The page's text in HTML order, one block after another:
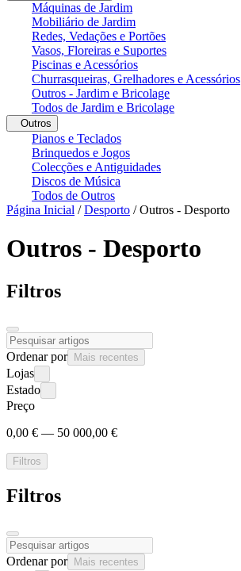
Máquinas de Jardim
Mobiliário de Jardim
Redes, Vedações e Portões
Vasos, Floreiras e Suportes
Piscinas e Acessórios
Churrasqueiras, Grelhadores e Acessórios
Outros - Jardim e Bricolage
Todos de Jardim e Bricolage
Outros
Pianos e Teclados
Brinquedos e Jogos
Colecções e Antiguidades
Discos de Música
Todos de Outros
Página Inicial /Desporto /Outros - Desporto
Outros - Desporto
Filtros
Ordenar por Mais recentes
Lojas
Estado
Preço
0,00 € — 50 000,00 €
Filtros
Filtros
Ordenar por Mais recentes